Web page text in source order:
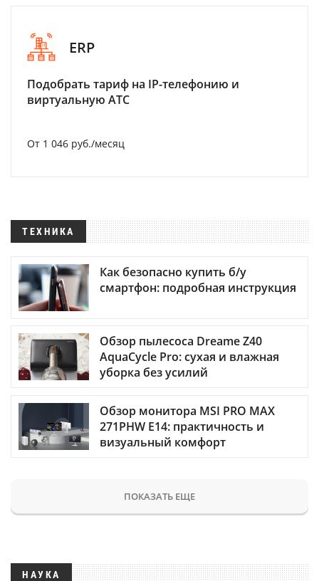
ERP
Подобрать тариф на IP-телефонию и
виртуальную АТС
От 1 046 руб./месяц
ТЕХНИКА
Как безопасно купить б/у
смартфон: подробная инструкция
Обзор пылесоса Dreame Z40
AquaCycle Pro: сухая и влажная
уборка без усилий
Обзор монитора MSI PRO MAX
271PHW E14: практичность и
визуальный комфорт
ПОКАЗАТЬ ЕЩЕ
НАУКА